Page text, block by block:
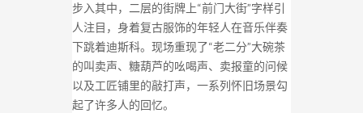
步入其中，二层的街牌上“前门大街”字样引
人注目，身着复古服饰的年轻人在音乐伴奏
下跳着迪斯科。现场重现了“老二分”大碗茶
的叫卖声、糖葫芦的吆喝声、卖报童的问候
以及工匠铺里的敲打声，一系列怀旧场景勾
起了许多人的回忆。